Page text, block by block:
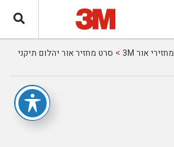
מחזירי אור 3M > סרט מחזיר אור יהלום תיקני